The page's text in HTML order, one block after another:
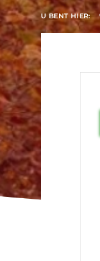
U BENT HIER: